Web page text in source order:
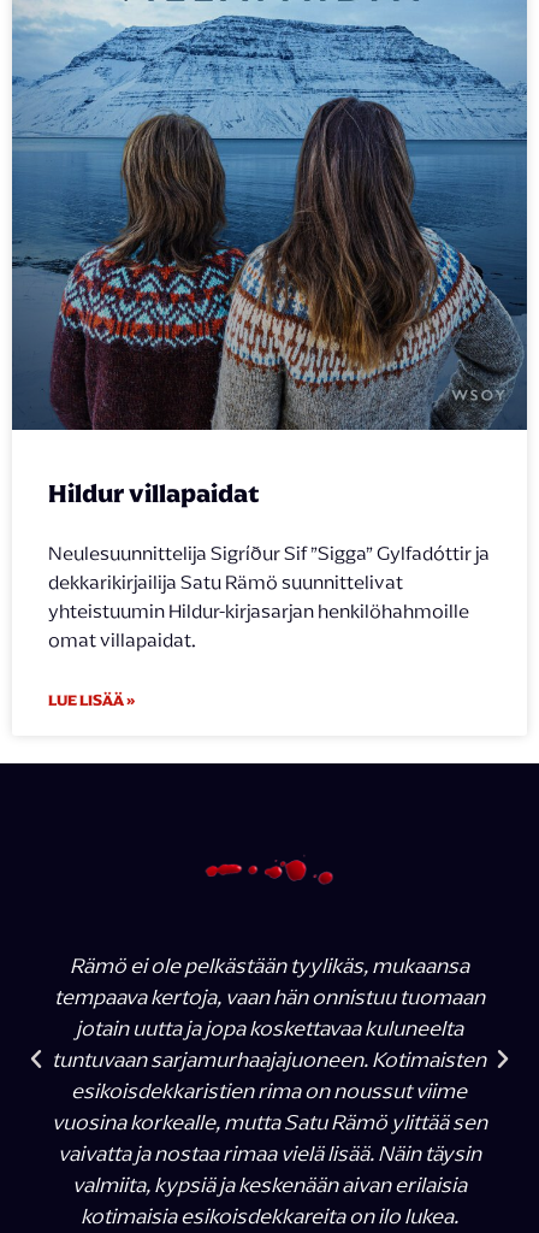
Hildur villapaidat
Neulesuunnittelija Sigríður Sif ”Sigga” Gylfadóttir ja
dekkarikirjailija Satu Rämö suunnittelivat
yhteistuumin Hildur-kirjasarjan henkilöhahmoille
omat villapaidat.
LUE LISÄÄ »
Rämö ei ole pelkästään tyylikäs, mukaansa
tempaava kertoja, vaan hän onnistuu tuomaan
jotain uutta ja jopa koskettavaa kuluneelta
tuntuvaan sarjamurhaajajuoneen. Kotimaisten
esikoisdekkaristien rima on noussut viime
vuosina korkealle, mutta Satu Rämö ylittää sen
vaivatta ja nostaa rimaa vielä lisää. Näin täysin
valmiita, kypsiä ja keskenään aivan erilaisia
kotimaisia esikoisdekkareita on ilo lukea.